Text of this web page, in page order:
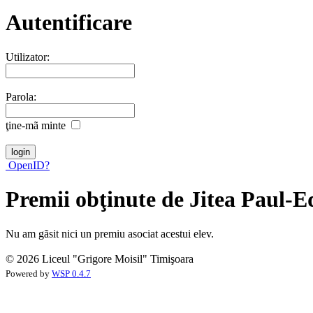
Autentificare
Utilizator:
Parola:
ţine-mã minte
OpenID?
Premii obţinute de Jitea Paul-
Nu am gãsit nici un premiu asociat acestui elev.
© 2026 Liceul "Grigore Moisil" Timişoara
Powered by WSP 0.4.7